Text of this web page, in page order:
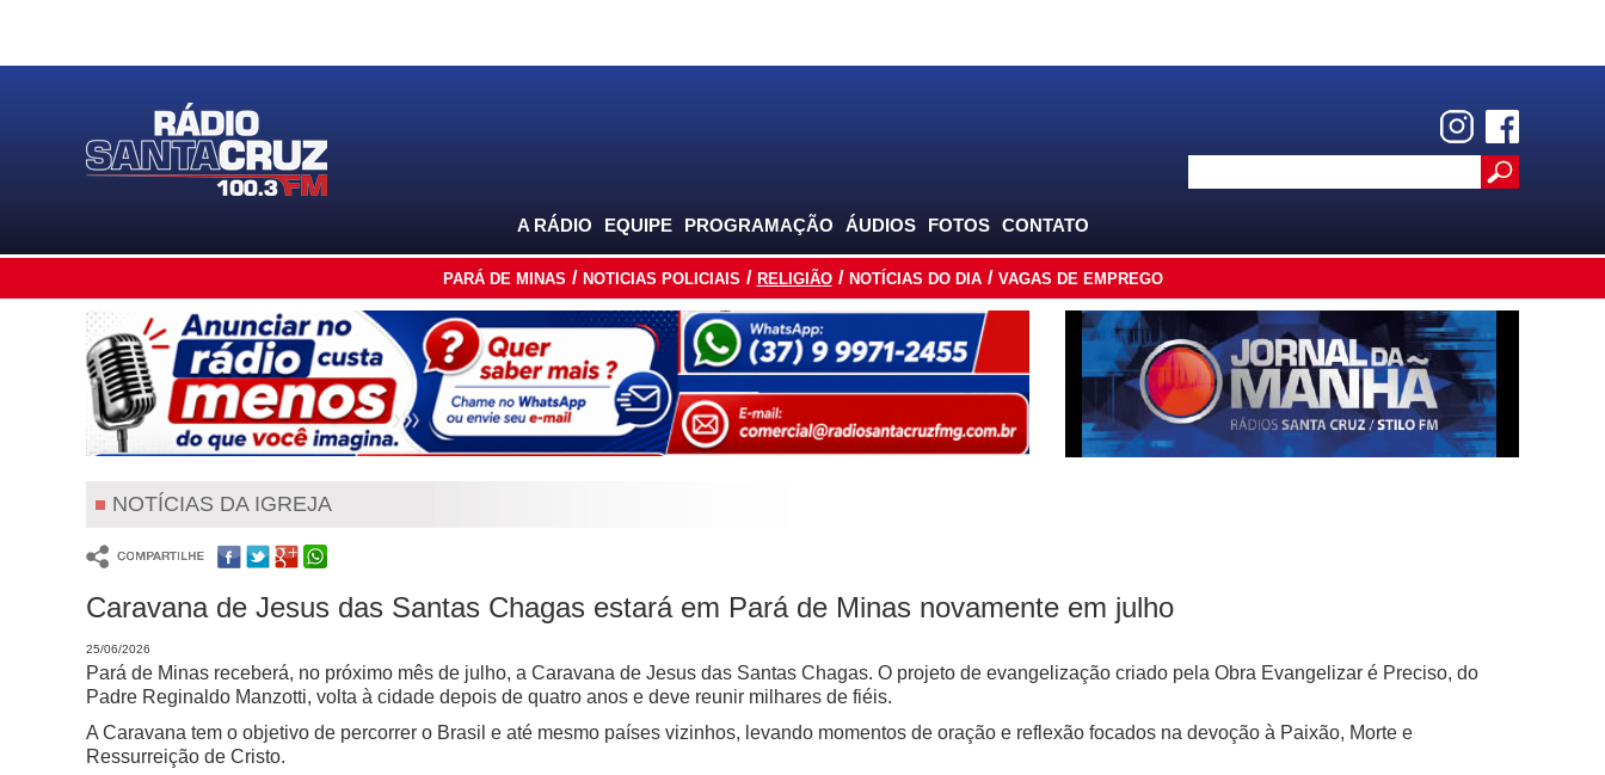
A RÁDIO EQUIPE PROGRAMAÇÃO ÁUDIOS FOTOS CONTATO
PARÁ DE MINAS NOTICIAS POLICIAIS RELIGIÃO NOTÍCIAS DO DIA VAGAS DE EMPREGO
NOTÍCIAS DA IGREJA
Caravana de Jesus das Santas Chagas estará em Pará de Minas novamente em julho
25/06/2026
Pará de Minas receberá, no próximo mês de julho, a Caravana de Jesus das Santas Chagas. O projeto de evangelização criado pela Obra Evangelizar é Preciso, do
Padre Reginaldo Manzotti, volta à cidade depois de quatro anos e deve reunir milhares de fiéis.
A Caravana tem o objetivo de percorrer o Brasil e até mesmo países vizinhos, levando momentos de oração e reflexão focados na devoção à Paixão, Morte e
Ressurreição de Cristo.